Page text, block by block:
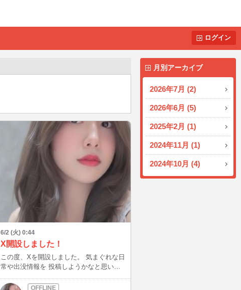
ログイン
月別アーカイブ
2026年7月 (2)
2026年6月 (5)
2025年2月 (1)
2024年11月 (1)
2024年10月 (4)
6/2 (火) 0:44
X開設しました！
この度、Xを開設しました。 気まぐれな日
常や出没情報を 投稿しようかなと思いま
⬇️URLはこちら！ プロフィールからも飛べ